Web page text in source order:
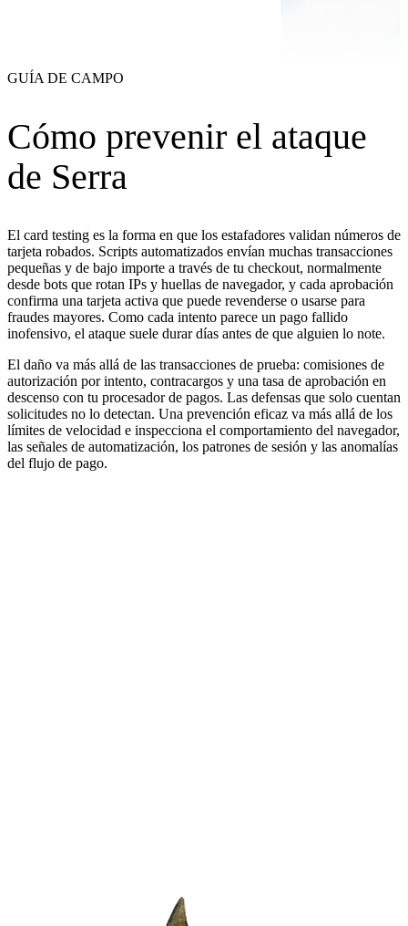
GUÍA DE CAMPO
Cómo prevenir el ataque
de Serra
El card testing es la forma en que los estafadores validan números de
tarjeta robados. Scripts automatizados envían muchas transacciones
pequeñas y de bajo importe a través de tu checkout, normalmente
desde bots que rotan IPs y huellas de navegador, y cada aprobación
confirma una tarjeta activa que puede revenderse o usarse para
fraudes mayores. Como cada intento parece un pago fallido
inofensivo, el ataque suele durar días antes de que alguien lo note.
El daño va más allá de las transacciones de prueba: comisiones de
autorización por intento, contracargos y una tasa de aprobación en
descenso con tu procesador de pagos. Las defensas que solo cuentan
solicitudes no lo detectan. Una prevención eficaz va más allá de los
límites de velocidad e inspecciona el comportamiento del navegador,
las señales de automatización, los patrones de sesión y las anomalías
del flujo de pago.